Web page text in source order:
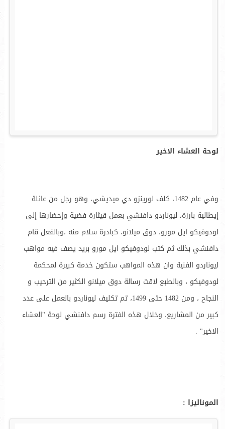
لوحة العشاء الاخير
وفي عام 1482، كلف لورينزو دي ميديشي، وهو رجل من عائلة
إيطالية بارزة، ليوناردو دافنشي بعمل قيثارة فضية وإحضارها إلى
لودوفيكو ايل مورو، دوق ميلانو، كبادرة سلام منه ،وبالفعل قام
دافنشي بذلك ثم كتب لودوفيكو ايل مورو بريد يصف فيه مواهب
ليوناردو الفنية وان هذه المواهب ستكون خدمة كبيرة لمحكمة
لودوفيكو ، وبالطبع لاقت رسالة دوق ميلانو الكثير من الترحيب و
النجاح ، ومن 1482 حتى 1499، تم تكليف ليوناردو بالعمل على عدد
كبير من المشاريع، وخلال هذه الفترة رسم دافنشي لوحة "العشاء
الاخير" .
الموناليزا :